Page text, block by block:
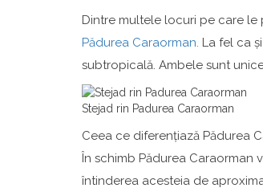
Dintre multele locuri pe care
Pădurea Caraorman. La fel ca
subtropicală. Ambele sunt
Stejad rin Padurea Caraorman
Ceea ce diferențiază Pădurea
În schimb Pădurea
întinderea acesteia de